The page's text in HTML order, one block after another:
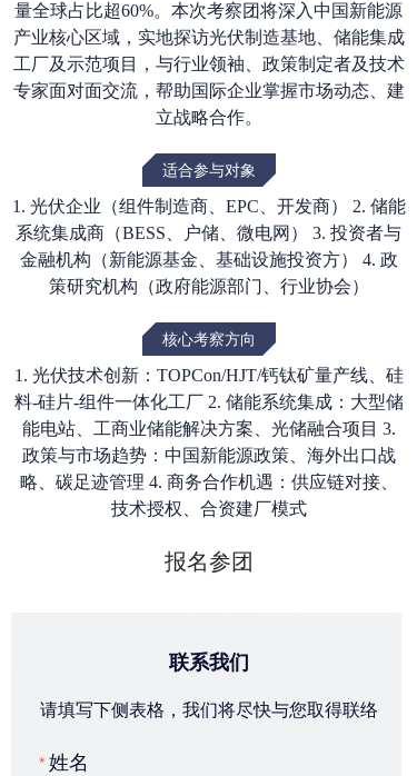
量全球占比超60%。本次考察团将深入中国新能源
产业核心区域，实地探访光伏制造基地、储能集成
工厂及示范项目，与行业领袖、政策制定者及技术
专家面对面交流，帮助国际企业掌握市场动态、建
立战略合作。
适合参与对象
1. 光伏企业（组件制造商、EPC、开发商） 2. 储能
系统集成商（BESS、户储、微电网） 3. 投资者与
金融机构（新能源基金、基础设施投资方） 4. 政
策研究机构（政府能源部门、行业协会）
核心考察方向
1. 光伏技术创新：TOPCon/HJT/钙钛矿量产线、硅
料-硅片-组件一体化工厂 2. 储能系统集成：大型储
能电站、工商业储能解决方案、光储融合项目 3.
政策与市场趋势：中国新能源政策、海外出口战
略、碳足迹管理 4. 商务合作机遇：供应链对接、
技术授权、合资建厂模式
报名参团
联系我们
请填写下侧表格，我们将尽快与您取得联络
姓名